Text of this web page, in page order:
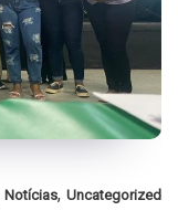
Notícias, Uncategorized